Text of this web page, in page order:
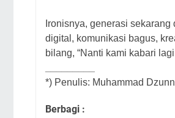
Ironisnya, generasi
digital, komunikasi bagus,
bilang, “Nanti kami kabari
*) Penulis: Muhammad
Berbagi :